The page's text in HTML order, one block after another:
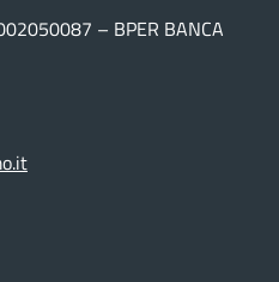
– BPER BANCA